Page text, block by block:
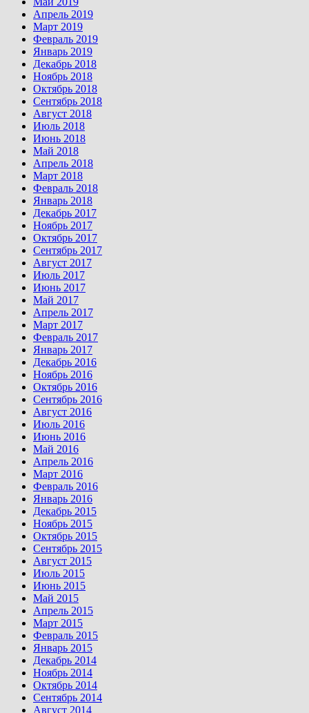
Апрель 2019
Март 2019
Февраль 2019
Январь 2019
Декабрь 2018
Ноябрь 2018
Октябрь 2018
Сентябрь 2018
Август 2018
Июль 2018
Июнь 2018
Май 2018
Апрель 2018
Март 2018
Февраль 2018
Январь 2018
Декабрь 2017
Ноябрь 2017
Октябрь 2017
Сентябрь 2017
Август 2017
Июль 2017
Июнь 2017
Май 2017
Апрель 2017
Март 2017
Февраль 2017
Январь 2017
Декабрь 2016
Ноябрь 2016
Октябрь 2016
Сентябрь 2016
Август 2016
Июль 2016
Июнь 2016
Май 2016
Апрель 2016
Март 2016
Февраль 2016
Январь 2016
Декабрь 2015
Ноябрь 2015
Октябрь 2015
Сентябрь 2015
Август 2015
Июль 2015
Июнь 2015
Май 2015
Апрель 2015
Март 2015
Февраль 2015
Январь 2015
Декабрь 2014
Ноябрь 2014
Октябрь 2014
Сентябрь 2014
Август 2014